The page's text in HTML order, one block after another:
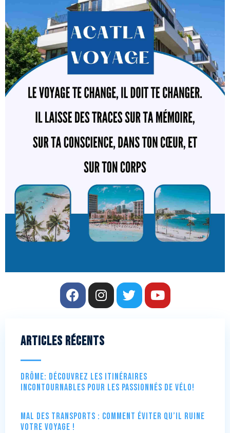
Articles récents
Drôme: Découvrez les itinéraires
incontournables pour les passionnés de vélo!
Mal des transports : comment éviter qu’il ruine
votre voyage !